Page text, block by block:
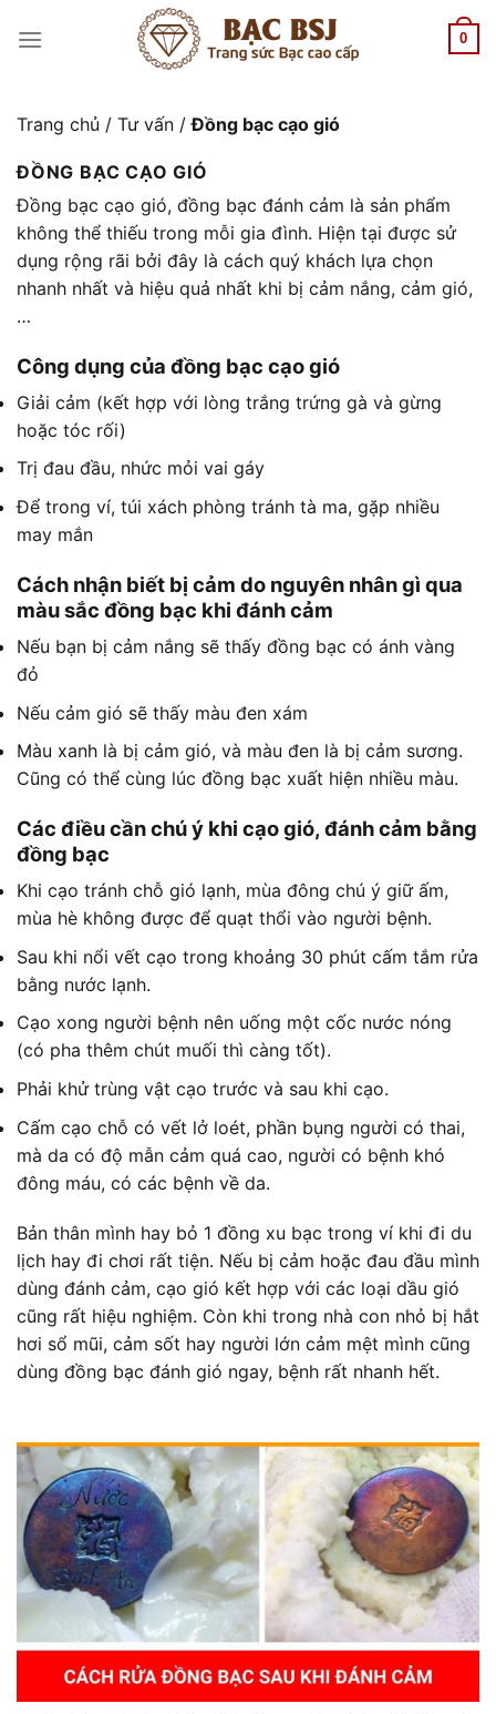
đến
0
Trang chủ / Tư vấn / Đồng bạc cạo gió
ĐỒNG BẠC CẠO GIÓ
Đồng bạc cạo gió, đồng bạc đánh cảm là sản phẩm
không thể thiếu trong mỗi gia đình. Hiện tại được sử
dụng rộng rãi bởi đây là cách quý khách lựa chọn
nhanh nhất và hiệu quả nhất khi bị cảm nắng, cảm gió,
…
Công dụng của đồng bạc cạo gió
Giải cảm (kết hợp với lòng trắng trứng gà và gừng
hoặc tóc rối)
Trị đau đầu, nhức mỏi vai gáy
Để trong ví, túi xách phòng tránh tà ma, gặp nhiều
may mắn
Cách nhận biết bị cảm do nguyên nhân gì qua
màu sắc đồng bạc khi đánh cảm
Nếu bạn bị cảm nắng sẽ thấy đồng bạc có ánh vàng
đỏ
Nếu cảm gió sẽ thấy màu đen xám
Màu xanh là bị cảm gió, và màu đen là bị cảm sương.
Cũng có thể cùng lúc đồng bạc xuất hiện nhiều màu.
Các điều cần chú ý khi cạo gió, đánh cảm bằng
đồng bạc
Khi cạo tránh chỗ gió lạnh, mùa đông chú ý giữ ấm,
mùa hè không được để quạt thổi vào người bệnh.
Sau khi nổi vết cạo trong khoảng 30 phút cấm tắm rửa
bằng nước lạnh.
Cạo xong người bệnh nên uống một cốc nước nóng
(có pha thêm chút muối thì càng tốt).
Phải khử trùng vật cạo trước và sau khi cạo.
Cấm cạo chỗ có vết lở loét, phần bụng người có thai,
mà da có độ mẫn cảm quá cao, người có bệnh khó
đông máu, có các bệnh về da.
Bản thân mình hay bỏ 1 đồng xu bạc trong ví khi đi du
lịch hay đi chơi rất tiện. Nếu bị cảm hoặc đau đầu mình
dùng đánh cảm, cạo gió kết hợp với các loại dầu gió
cũng rất hiệu nghiệm. Còn khi trong nhà con nhỏ bị hắt
hơi sổ mũi, cảm sốt hay người lớn cảm mệt mình cũng
dùng đồng bạc đánh gió ngay, bệnh rất nhanh hết.